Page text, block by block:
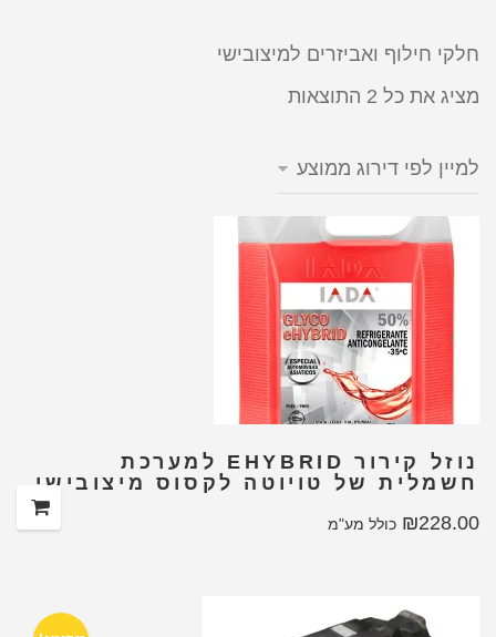
חלקי חילוף ואביזרים למיצובישי
מציג את כל 2 התוצאות
נוזל קירור EHYBRID למערכת
חשמלית של טויוטה לקסוס מיצובישי
₪228.00 כולל מע"מ